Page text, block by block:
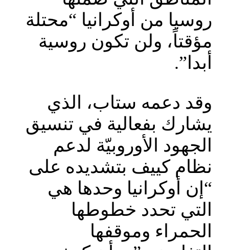
روسيا من أوكرانيا “محتلة
مؤقتاً، ولن تكون روسية
أبدا”.
وقد دعمه ستاب، الذي
يشارك بفعالية في تنسيق
الجهود الأوروبيّة لدعم
نظام كييف بتشديده على
“إن أوكرانيا وحدها هي
التي تحدد خطوطها
الحمراء وموقفها